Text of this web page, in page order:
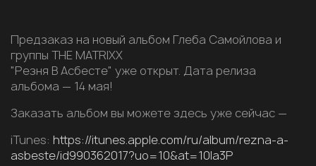
Предзаказ на новый альбом Глеба Самойлова и
группы THE MATRIXX
"Резня В Асбесте" уже открыт. Дата релиза
альбома — 14 мая!
Заказать альбом вы можете здесь уже сейчас —
iTunes: https://itunes.apple.com/ru/album/rezna-a-
asbeste/id990362017?uo=10&at=10la3P